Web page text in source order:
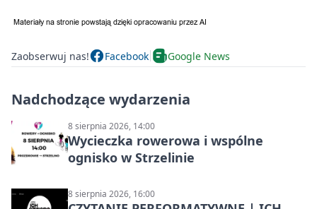
Zaobserwuj nas! Facebook Google News
Nadchodzące wydarzenia
8 sierpnia 2026, 14:00
Wycieczka rowerowa i wspólne
ognisko w Strzelinie
8 sierpnia 2026, 16:00